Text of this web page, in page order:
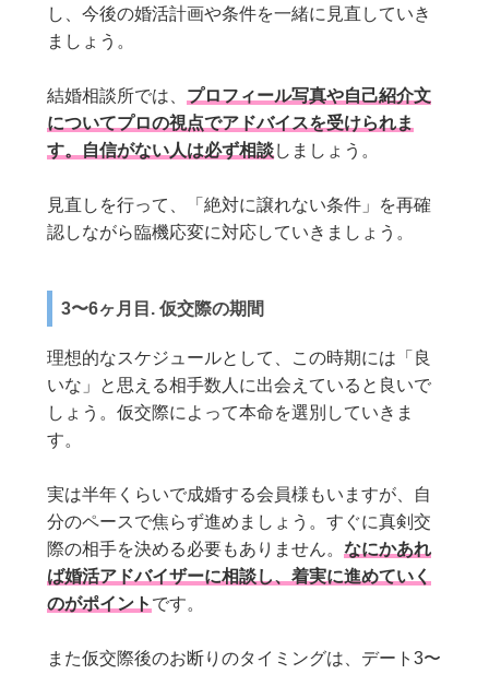
し、今後の婚活計画や条件を一緒に見直していき
ましょう。
結婚相談所では、 プロフィール写真や自己紹介文
についてプロの視点でアドバイスを受けられま
す。自信がない人は必ず相談しましょう。
見直しを行って、「絶対に譲れない条件」を再確
認しながら臨機応変に対応していきましょう。
3〜6ヶ月目. 仮交際の期間
理想的なスケジュールとして、この時期には「良
いな」と思える相手数人に出会えていると良いで
しょう。仮交際によって本命を選別していきま
す。
実は半年くらいで成婚する会員様もいますが、自
分のペースで焦らず進めましょう。すぐに真剣交
際の相手を決める必要もありません。なにかあれ
ば婚活アドバイザーに相談し、着実に進めていく
のがポイント です。
また仮交際後のお断りのタイミングは、デート3〜